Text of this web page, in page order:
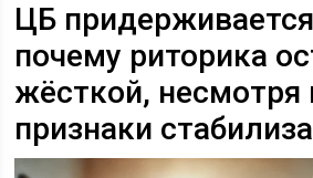
ЦБ
почему риторика
жёсткой, несмотря
признаки